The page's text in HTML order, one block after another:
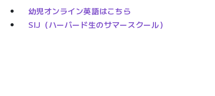
幼児オンライン英語はこちら
SIJ（ハーバード生のサマースクール）